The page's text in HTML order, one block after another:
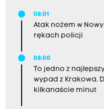
08:01
Atak nożem w
rękach policji
08:00
To jedno z
wypad z Krakowa.
kilkanaście minut